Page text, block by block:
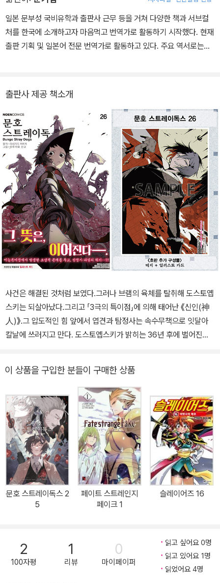
일본 문부성 국비유학과 출판사 근무 등을 거쳐 다양한 책과 서브컬
처를 한국에 소개하고자 마음먹고 번역가로 활동하기 시작했다. 현재
출판 기획 및 일본어 전문 번역가로 활동하고 있다. 주요 역서로는
출판사 제공 책소개
사건은 해결된 것처럼 보였다.그러나 브램의 육체를 탈취해 도스토옙
스키는 되살아났다.그리고 「3극의 특이점」에 의해 태어난 《신인(神
人)》.그 압도적인 힘 앞에서 엽견과 탐정사는 속수무책으로 잇달아
칼날에 쓰러지고 만다. 도스토옙스키가 밝히는 36년 후에 벌어진다
력함을 느끼며 죽음을 예감한 아야를 궁지에서 구한 사람은…?《신
인》과 대치하다가 눈앞에서 동료를 잃고 절망하는 아쓰시.절체절명
의 위기를 타개할 수 있을 것인가?!그 뜻은, 이어진다――.이능특이
점에서 발생한 초상적 존재를 두고, 탐정사 파멸의 위기…?!시리즈 소
개『미나세 요우무와 사실은 무서운 크툴루 신화』로 UCC 사이트 「니
코니코 동화」에서 큰 반향을 일으켰던 원작자 ‘아사기리 카프카’와 신
진기예의 만화가 ‘하루카와 산고’의 합작은, 현대의 문호들이 이능력
을 발휘하며 싸운다는 독특한 이능력 배틀 액션! 다자이 오사무(능력
명 : 인간실격), 아쿠타카와 류노스케(능력명 : 라쇼몽) 등, 매력적인
문호와 그 작품의 재해석이 돋보이는 작품으로, 발매 즉시 혁혁한 지
이 상품을 구입한 분들이 구매한 상품
문호 스트레이독스 2
5
페이트 스트레인지
페이크 1
슬레이어즈 16
2
100자평
1
리뷰
0
마이페이퍼
읽고 싶어요 0명
읽고 있어요 1명
읽었어요 4명